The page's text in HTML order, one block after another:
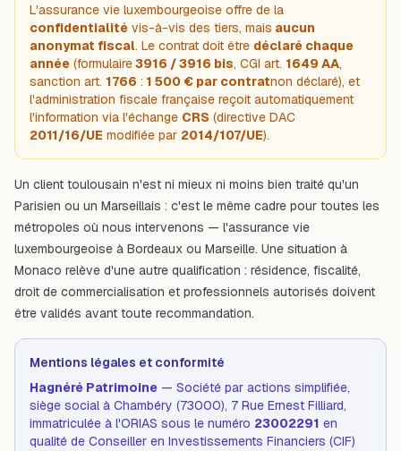
L'assurance vie luxembourgeoise offre de la
confidentialité vis-à-vis des tiers, mais aucun
anonymat fiscal. Le contrat doit être déclaré chaque
année (formulaire3916 / 3916 bis, CGI art. 1649 AA,
sanction art. 1766 : 1 500 € par contratnon déclaré), et
l'administration fiscale française reçoit automatiquement
l'information via l'échange CRS (directive DAC
2011/16/UE modifiée par 2014/107/UE).
Un client toulousain n'est ni mieux ni moins bien traité qu'un
Parisien ou un Marseillais : c'est le même cadre pour toutes les
métropoles où nous intervenons — l'assurance vie
luxembourgeoise à Bordeaux ou Marseille. Une situation à
Monaco relève d'une autre qualification : résidence, fiscalité,
droit de commercialisation et professionnels autorisés doivent
être validés avant toute recommandation.
Mentions légales et conformité
Hagnéré Patrimoine — Société par actions simplifiée,
siège social à Chambéry (73000), 7 Rue Ernest Filliard,
immatriculée à l'ORIAS sous le numéro 23002291 en
qualité de Conseiller en Investissements Financiers (CIF)